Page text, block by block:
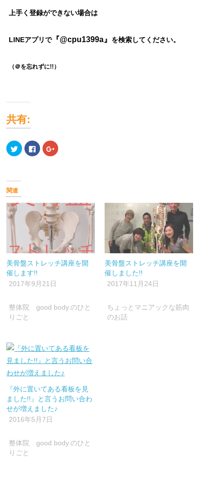
上手く登録ができない場合は
LINEアプリで『@cpu1399a』 を検索してください。
（＠を忘れずに!!）
共有:
ク
リ
Twitter
有
(新
ウ
で
開
き
ま
す)
Facebook
で
ッ
ク
し
て
く
だ
さ
い
(新
い
ウ
ィ
ン
ド
開
き
ク
リ
(新
し
い
ウ
ィ
ン
ド
ウ
で
き
関連
美骨盤ストレッチ講座を開
催します!!
2017年9月21日
整体院 good body.のひと
りごと
美骨盤ストレッチ講座を開
催しました!!
2017年11月24日
ちょっとマニアックな筋肉
のお話
『外に置いてある看板を見
ました!!』と言うお問い合わ
せが増えました♪
2016年5月7日
整体院 good body.のひと
りごと